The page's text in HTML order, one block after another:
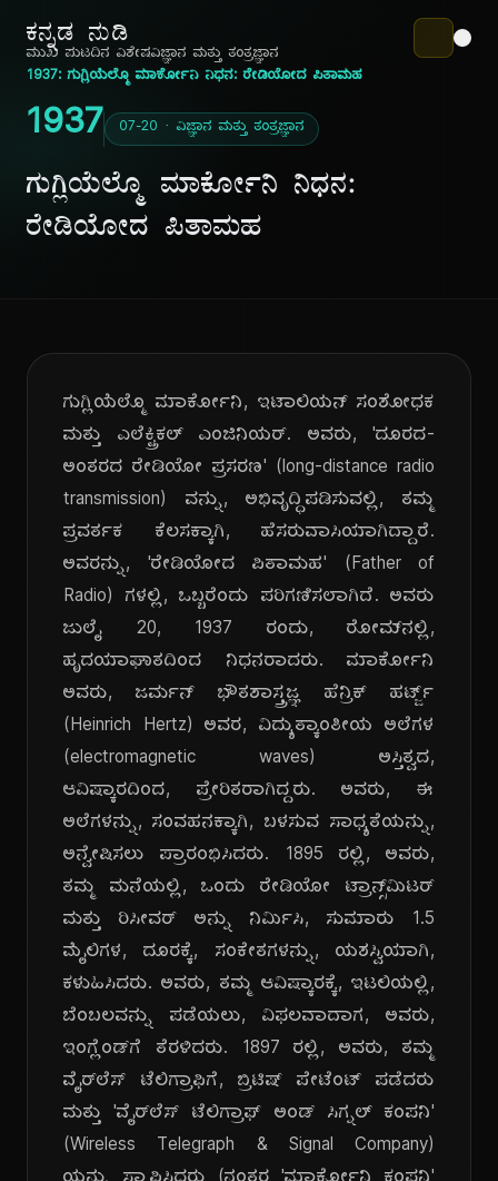
ಕನ್ನಡ ನುಡಿ
ಮುಖ ಪುಟದಿನ ವಿಶೇಷವಿಜ್ಞಾನ ಮತ್ತು ತಂತ್ರಜ್ಞಾನ
1937: ಗುಗ್ಲಿಯೆಲ್ಮೊ ಮಾರ್ಕೋನಿ ನಿಧನ: ರೇಡಿಯೋದ ಪಿತಾಮಹ
1937 07-20 · ವಿಜ್ಞಾನ ಮತ್ತು ತಂತ್ರಜ್ಞಾನ
ಗುಗ್ಲಿಯೆಲ್ಮೊ ಮಾರ್ಕೋನಿ ನಿಧನ:
ರೇಡಿಯೋದ ಪಿತಾಮಹ
ಗುಗ್ಲಿಯೆಲ್ಮೊ ಮಾರ್ಕೋನಿ, ಇಟಾಲಿಯನ್ ಸಂಶೋಧಕ
ಮತ್ತು ಎಲೆಕ್ಟ್ರಿಕಲ್ ಎಂಜಿನಿಯರ್. ಅವರು, 'ದೂರದ-
ಅಂತರದ ರೇಡಿಯೋ ಪ್ರಸರಣ' (long-distance radio
transmission) ವನ್ನು, ಅಭಿವೃದ್ಧಿಪಡಿಸುವಲ್ಲಿ, ತಮ್ಮ
ಪ್ರವರ್ತಕ ಕೆಲಸಕ್ಕಾಗಿ, ಹೆಸರುವಾಸಿಯಾಗಿದ್ದಾರೆ.
ಅವರನ್ನು, 'ರೇಡಿಯೋದ ಪಿತಾಮಹ' (Father of
Radio) ಗಳಲ್ಲಿ, ಒಬ್ಬರೆಂದು ಪರಿಗಣಿಸಲಾಗಿದೆ. ಅವರು
ಜುಲೈ 20, 1937 ರಂದು, ರೋಮ್‌ನಲ್ಲಿ,
ಹೃದಯಾಘಾತದಿಂದ ನಿಧನರಾದರು. ಮಾರ್ಕೋನಿ
ಅವರು, ಜರ್ಮನ್ ಭೌತಶಾಸ್ತ್ರಜ್ಞ ಹೆನ್ರಿಕ್ ಹರ್ಟ್ಜ್
(Heinrich Hertz) ಅವರ, ವಿದ್ಯುತ್ಕಾಂತೀಯ ಅಲೆಗಳ
(electromagnetic waves) ಅಸ್ತಿತ್ವದ,
ಆವಿಷ್ಕಾರದಿಂದ, ಪ್ರೇರಿತರಾಗಿದ್ದರು. ಅವರು, ಈ
ಅಲೆಗಳನ್ನು, ಸಂವಹನಕ್ಕಾಗಿ, ಬಳಸುವ ಸಾಧ್ಯತೆಯನ್ನು,
ಅನ್ವೇಷಿಸಲು ಪ್ರಾರಂಭಿಸಿದರು. 1895 ರಲ್ಲಿ, ಅವರು,
ತಮ್ಮ ಮನೆಯಲ್ಲಿ, ಒಂದು ರೇಡಿಯೋ ಟ್ರಾನ್ಸ್‌ಮಿಟರ್
ಮತ್ತು ರಿಸೀವರ್ ಅನ್ನು ನಿರ್ಮಿಸಿ, ಸುಮಾರು 1.5
ಮೈಲಿಗಳ, ದೂರಕ್ಕೆ, ಸಂಕೇತಗಳನ್ನು, ಯಶಸ್ವಿಯಾಗಿ,
ಕಳುಹಿಸಿದರು. ಅವರು, ತಮ್ಮ ಆವಿಷ್ಕಾರಕ್ಕೆ, ಇಟಲಿಯಲ್ಲಿ,
ಬೆಂಬಲವನ್ನು ಪಡೆಯಲು, ವಿಫಲವಾದಾಗ, ಅವರು,
ಇಂಗ್ಲೆಂಡ್‌ಗೆ ತೆರಳಿದರು. 1897 ರಲ್ಲಿ, ಅವರು, ತಮ್ಮ
ವೈರ್‌ಲೆಸ್ ಟೆಲಿಗ್ರಾಫಿಗೆ, ಬ್ರಿಟಿಷ್ ಪೇಟೆಂಟ್ ಪಡೆದರು
ಮತ್ತು 'ವೈರ್‌ಲೆಸ್ ಟೆಲಿಗ್ರಾಫ್ ಅಂಡ್ ಸಿಗ್ನಲ್ ಕಂಪನಿ'
(Wireless Telegraph & Signal Company)